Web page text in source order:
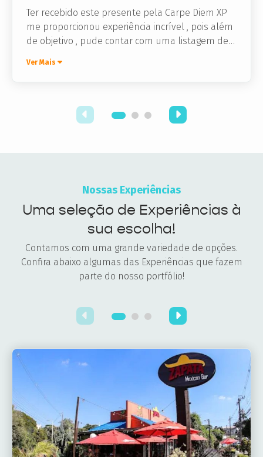
Ter recebido este presente pela Carpe Diem XP
me proporcionou experiência incrível , pois além
de objetivo , pude contar com uma listagem de
Ver Mais
Nossas Experiências
Uma seleção de Experiências à
sua escolha!
Contamos com uma grande variedade de opções.
Confira abaixo algumas das Experiências que fazem
parte do nosso portfólio!